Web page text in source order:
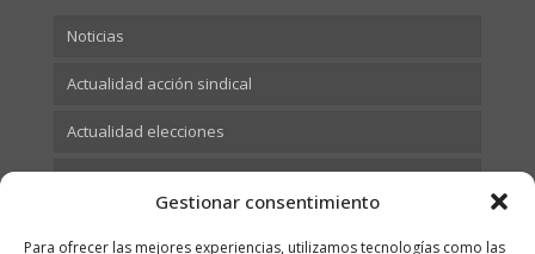
Gestionar consentimiento
Para ofrecer las mejores experiencias, utilizamos tecnologías como las
Noticias
Actualidad acción sindical
Actualidad elecciones
Actualidad Formación